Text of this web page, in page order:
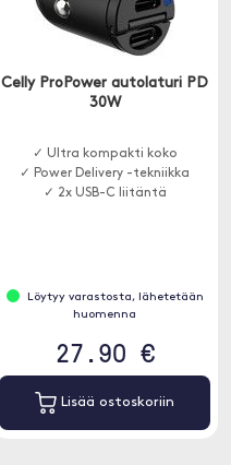
Celly ProPower autolaturi PD
30W
✓ Ultra kompakti koko
✓ Power Delivery -tekniikka
✓ 2x USB-C liitäntä
Löytyy varastosta, lähetetään
huomenna
27.90 €
Lisää ostoskoriin